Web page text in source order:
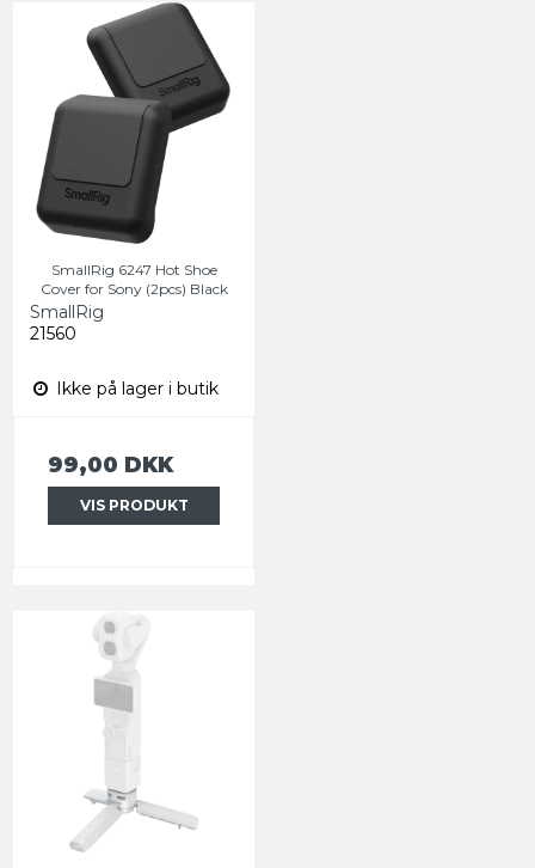
SmallRig 6247 Hot Shoe
Cover for Sony (2pcs) Black
SmallRig
21560
Ikke på lager i butik
99,00 DKK
VIS PRODUKT